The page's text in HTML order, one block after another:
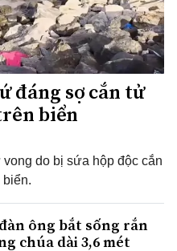
đáng sợ cắn tử
biển
do bị sứa hộp độc cắn
biển.
ông bắt sống rắn
chúa dài 3,6 mét